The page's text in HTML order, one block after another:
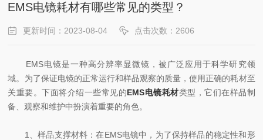
EMS电镜耗材有哪些常见的类型？
更新时间：2023-08-04 点击次数：2606
EMS电镜是一种高分辨率显微镜，被广泛应用于科学研究领
域。为了保证电镜的正常运行和样品观察的质量，使用正确的耗材至
关重要。下面将介绍一些常见的EMS电镜耗材类型，它们在样品制
备、观察和维护中扮演着重要的角色。
1、样品支撑材料：在EMS电镜中，为了保持样品的稳定性和形